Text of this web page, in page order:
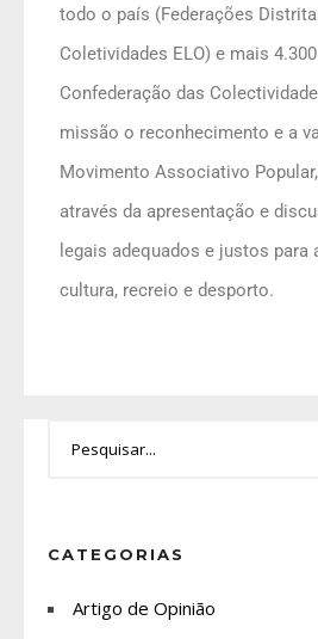
todo o país (Federações
Coletividades ELO) e mais
Confederação das
missão o reconhecimento e a
Movimento Associativo
através da apresentação e
legais adequados e justos para
cultura, recreio e desporto.
CATEGORIAS
Artigo de Opinião